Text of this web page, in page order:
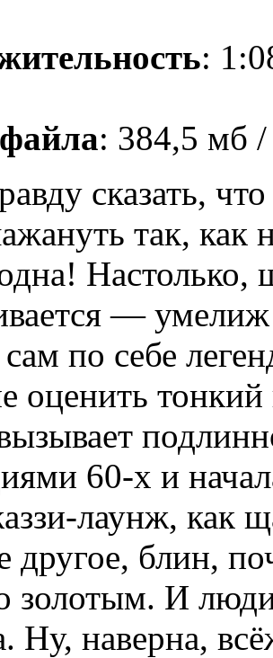
:
: 384,5 мб
сказать,
так,
Настолько,
—
по себе
оценить
60-х и
лаунж, как
другое, блин,
золотым. И
Ну, наверна,